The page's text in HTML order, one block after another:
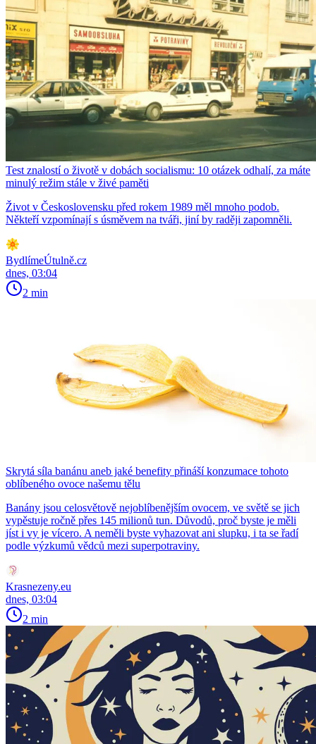
Test znalostí o životě v dobách socialismu: 10 otázek odhalí, za máte
minulý režim stále v živé paměti
Život v Československu před rokem 1989 měl mnoho podob.
Někteří vzpomínají s úsměvem na tváři, jiní by raději zapomněli.
BydlímeÚtulně.cz
dnes, 03:04
2 min
Skrytá síla banánu aneb jaké benefity přináší konzumace tohoto
oblíbeného ovoce našemu tělu
Banány jsou celosvětově nejoblíbenějším ovocem, ve světě se jich
vypěstuje ročně přes 145 milionů tun. Důvodů, proč byste je měli
jíst i vy je vícero. A neměli byste vyhazovat ani slupku, i ta se řadí
podle výzkumů vědců mezi superpotraviny.
Krasnezeny.eu
dnes, 03:04
2 min